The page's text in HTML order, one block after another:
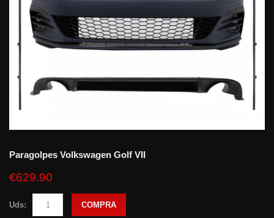
Paragolpes Volkswagen Golf VII
€629.90
Uds: COMPRA